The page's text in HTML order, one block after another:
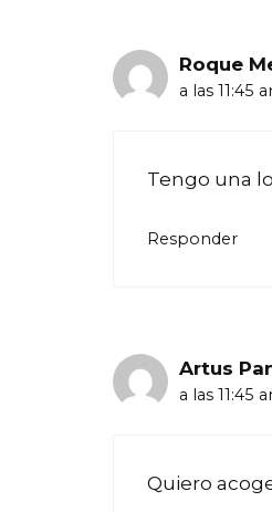
Roque
a las 11:45
Tengo una
Responder
Artus
a las 11:45
Quiero